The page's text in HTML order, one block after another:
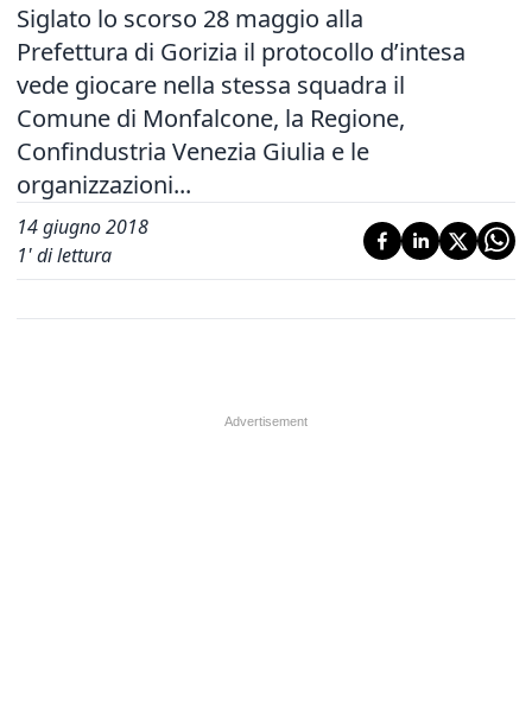
Siglato lo scorso 28 maggio alla
Prefettura di Gorizia il protocollo d’intesa
vede giocare nella stessa squadra il
Comune di Monfalcone, la Regione,
Confindustria Venezia Giulia e le
organizzazioni...
14 giugno 2018
1' di lettura